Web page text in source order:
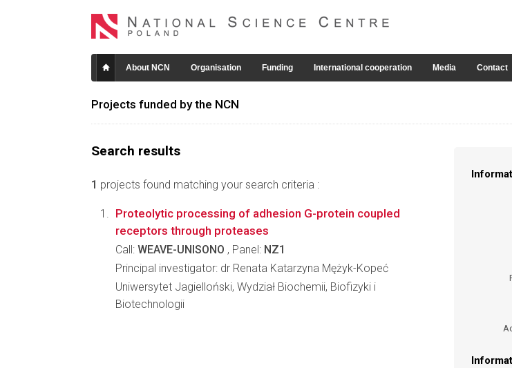
About NCN Organisation Funding International cooperation Media Contact
Projects funded by the NCN
Search results
1 projects found matching your search criteria :
Proteolytic processing of adhesion G-protein coupled
receptors through proteases
Call: WEAVE-UNISONO , Panel: NZ1
Principal investigator: dr Renata Katarzyna Mężyk-Kopeć
Uniwersytet Jagielloński, Wydział Biochemii, Biofizyki i
Biotechnologii